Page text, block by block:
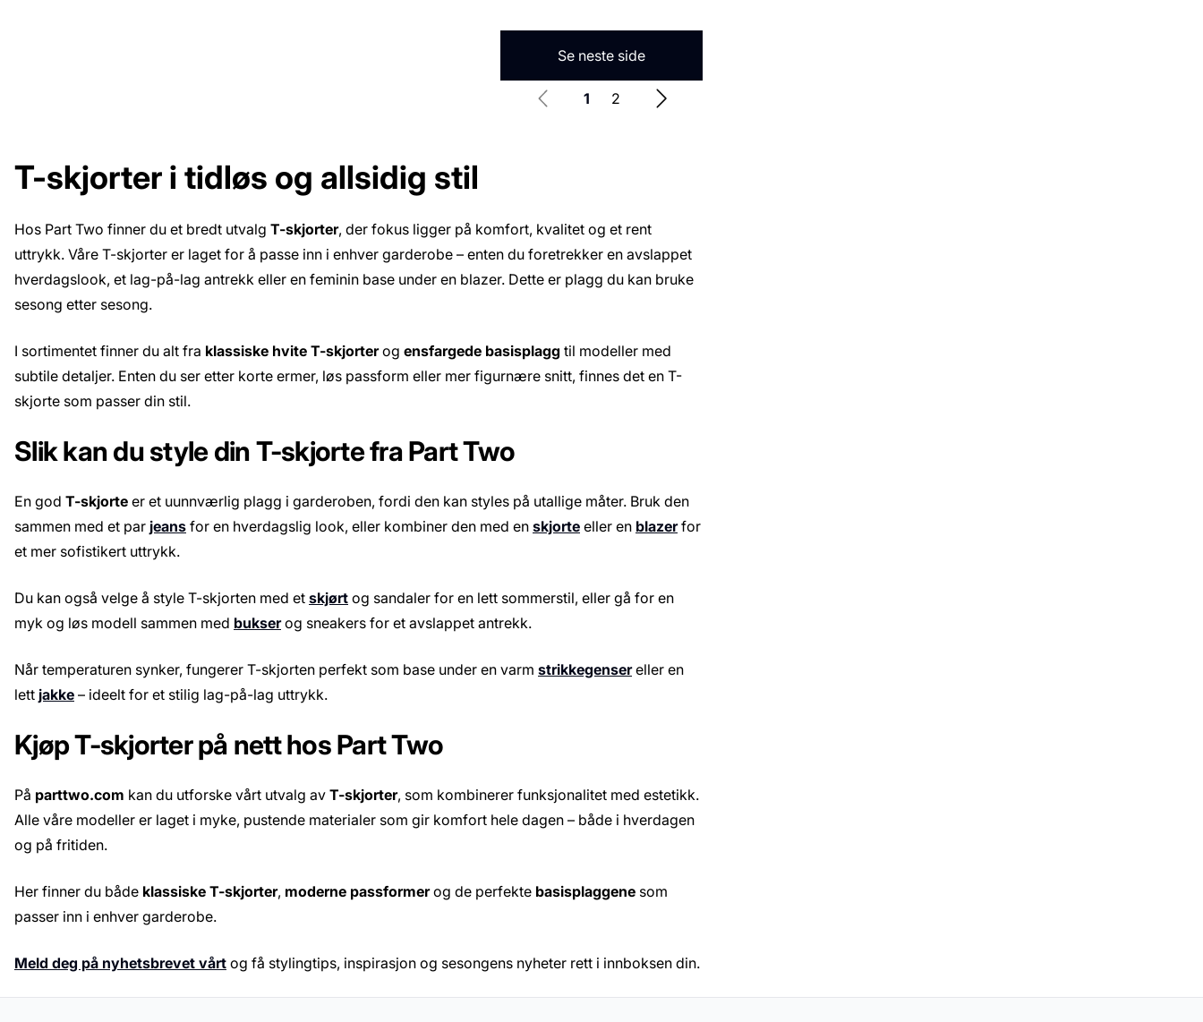
Se neste side
1 2
T-skjorter i tidløs og allsidig stil
Hos Part Two finner du et bredt utvalg T-skjorter, der fokus ligger på komfort, kvalitet og et rent
uttrykk. Våre T-skjorter er laget for å passe inn i enhver garderobe – enten du foretrekker en avslappet
hverdagslook, et lag-på-lag antrekk eller en feminin base under en blazer. Dette er plagg du kan bruke
sesong etter sesong.
I sortimentet finner du alt fra klassiske hvite T-skjorterog ensfargede basisplagg til modeller med
subtile detaljer. Enten du ser etter korte ermer, løs passform eller mer figurnære snitt, finnes det en T-
skjorte som passer din stil.
Slik kan du style din T-skjorte fra Part Two
En god T-skjorte er et uunnværlig plagg i garderoben, fordi den kan styles på utallige måter. Bruk den
sammen med et par jeans for en hverdagslig look, eller kombiner den med en skjorte eller en blazerfor
et mer sofistikert uttrykk.
Du kan også velge å style T-skjorten med et skjørt og sandaler for en lett sommerstil, eller gå for en
myk og løs modell sammen med bukserog sneakers for et avslappet antrekk.
Når temperaturen synker, fungerer T-skjorten perfekt som base under en varm strikkegensereller en
lett jakke – ideelt for et stilig lag-på-lag uttrykk.
Kjøp T-skjorter på nett hos Part Two
På parttwo.com kan du utforske vårt utvalg av T-skjorter, som kombinerer funksjonalitet med estetikk.
Alle våre modeller er laget i myke, pustende materialer som gir komfort hele dagen – både i hverdagen
og på fritiden.
Her finner du både klassiske T-skjorter, moderne passformerog de perfekte basisplaggene som
passer inn i enhver garderobe.
Meld deg på nyhetsbrevet vårt og få stylingtips, inspirasjon og sesongens nyheter rett i innboksen din.